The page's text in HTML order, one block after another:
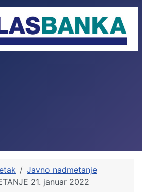
Javno nadmetanje
21. januar 2022